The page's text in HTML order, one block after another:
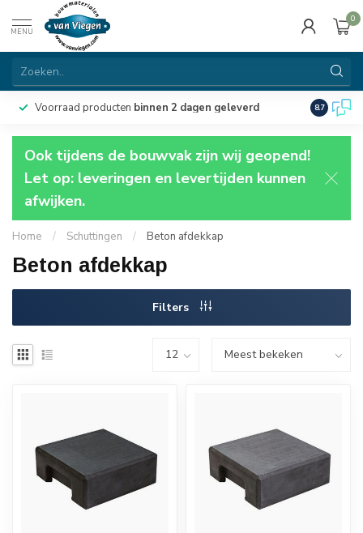
MENU
0
Voorraad producten binnen 2 dagen geleverd 8.7
Ook tijdens de bouwvak zijn wij geopend!
Let op: leveringen en levertijden kunnen
afwijken.
Home / Schuttingen / Beton afdekkap
Beton afdekkap
Filters